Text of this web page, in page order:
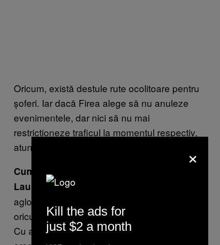
Oricum, există destule rute ocolitoare pentru
șoferi. Iar dacă Firea alege să nu anuleze
evenimentele, dar nici să nu mai
restricționeze traficul la momentul respectiv,
atunci eu nu m-aş mai duce la niciun concert.
Cum așa?
Laurenţiu:Păi, n-aş suporta să merg prin
aglomeraţie şi mai mare. După ce că n-ai loc
oricum de maşini… Tu îți dai seama ce-ar fi?
Cu atâţia oameni care vin din toate zonele
×
Kill the ads for
just $2 a month